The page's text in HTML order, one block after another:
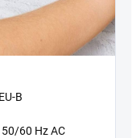
B
50/60 Hz AC